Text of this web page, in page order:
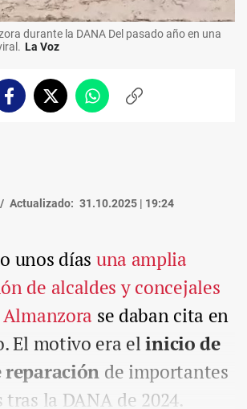
durante la DANA Del pasado año en una
La Voz
FacebookTwitterWhatsappCopiar
Actualizado: 31.10.2025 | 19:24
unos días una amplia
de alcaldes y concejales
se daban cita en
El motivo era elinicio de
reparación de importantes
la DANA de 2024.